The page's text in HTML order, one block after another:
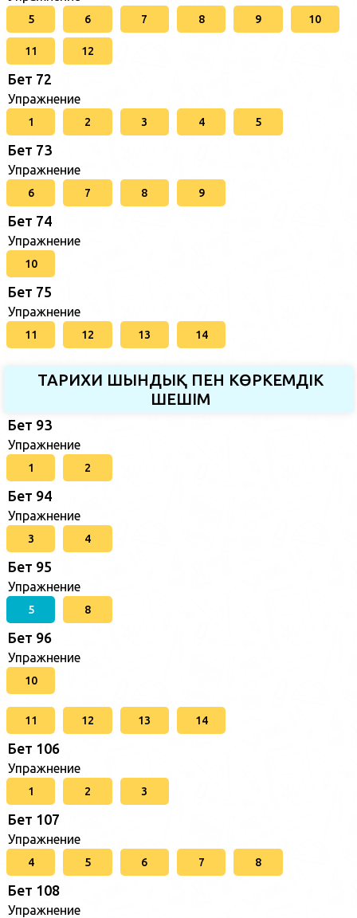
5 6 7 8 9 10
11 12
Бет 72
Упражнение
1 2 3 4 5
Бет 73
Упражнение
6 7 8 9
Бет 74
Упражнение
10
Бет 75
Упражнение
11 12 13 14
ТАРИХИ ШЫНДЫҚ ПЕН КӨРКЕМДІК
ШЕШІМ
Бет 93
Упражнение
1 2
Бет 94
Упражнение
3 4
Бет 95
Упражнение
5 8
Бет 96
Упражнение
10
11 12 13 14
Бет 106
Упражнение
1 2 3
Бет 107
Упражнение
4 5 6 7 8
Бет 108
Упражнение